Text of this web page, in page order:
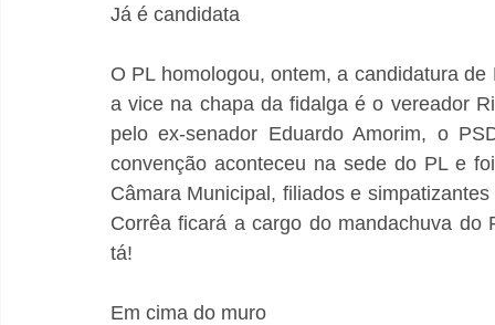
Já é candidata
O PL homologou, ontem, a candidatura
a vice na chapa da fidalga é o vereador
pelo ex-senador Eduardo Amorim, o
convenção aconteceu na sede do PL e
Câmara Municipal, filiados e
Corrêa ficará a cargo do mandachuva do
tá!
Em cima do muro